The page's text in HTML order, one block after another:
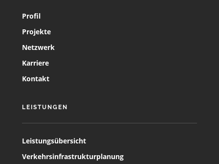
Profil
Projekte
Netzwerk
Karriere
Kontakt
LEISTUNGEN
Leistungsübersicht
Verkehrsinfrastrukturplanung